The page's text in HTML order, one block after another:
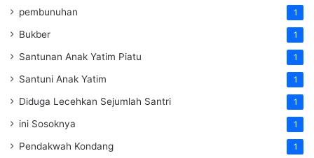
pembunuhan 1
Bukber 1
Santunan Anak Yatim Piatu 1
Santuni Anak Yatim 1
Diduga Lecehkan Sejumlah Santri 1
ini Sosoknya 1
Pendakwah Kondang 1